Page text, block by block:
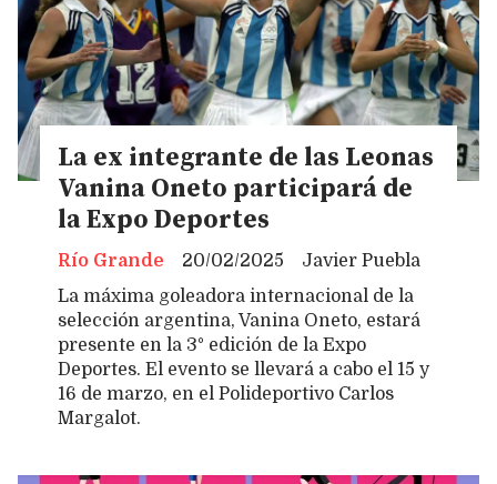
La ex integrante de las Leonas
Vanina Oneto participará de
la Expo Deportes
Javier Puebla
Río Grande
20/02/2025
La máxima goleadora internacional de la
selección argentina, Vanina Oneto, estará
presente en la 3° edición de la Expo
Deportes. El evento se llevará a cabo el 15 y
16 de marzo, en el Polideportivo Carlos
Margalot.